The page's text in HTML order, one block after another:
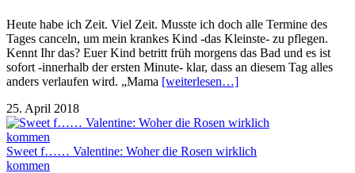
Heute habe ich Zeit. Viel Zeit. Musste ich doch alle Termine des
Tages canceln, um mein krankes Kind -das Kleinste- zu pflegen.
Kennt Ihr das? Euer Kind betritt früh morgens das Bad und es ist
sofort -innerhalb der ersten Minute- klar, dass an diesem Tag alles
anders verlaufen wird. „Mama [weiterlesen…]
25. April 2018
Sweet f…… Valentine: Woher die Rosen wirklich
kommen